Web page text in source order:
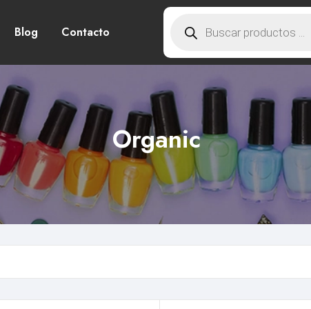
Blog Contacto
Organic